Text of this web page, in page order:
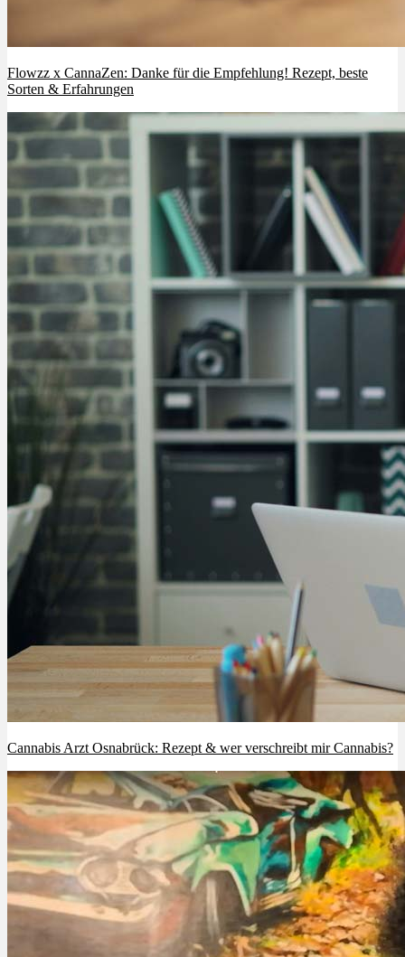
Flowzz x CannaZen: Danke für die Empfehlung! Rezept, beste
Sorten & Erfahrungen
Cannabis Arzt Osnabrück: Rezept & wer verschreibt mir Cannabis?